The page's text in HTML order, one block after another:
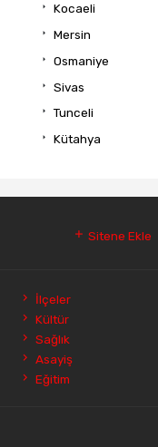
Kocaeli
Mersin
Osmaniye
Sivas
Tunceli
Kütahya
Sitene Ekle
İlçeler
Kültür
Sağlık
Asayiş
Eğitim